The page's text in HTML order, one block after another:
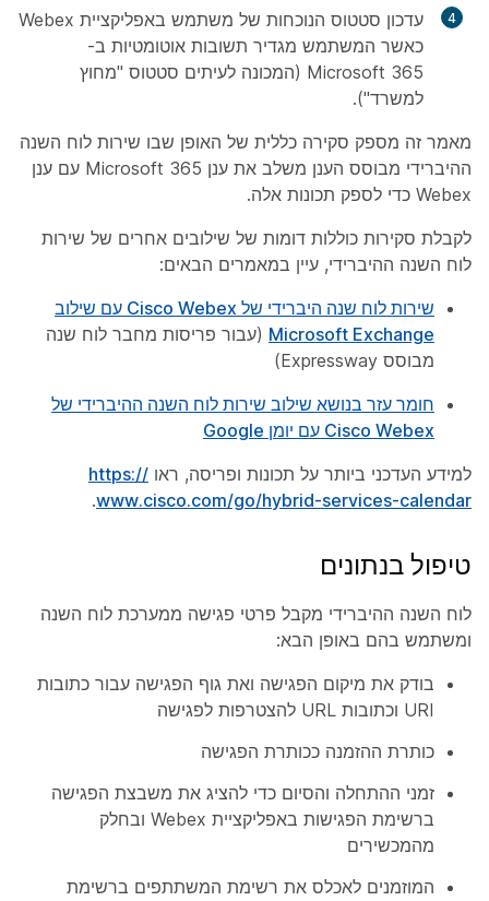
עדכון סטטוס הנוכחות של משתמש באפליקציית Webex
כאשר המשתמש מגדיר תשובות אוטומטיות ב-
Microsoft 365 (המכונה לעיתים סטטוס "מחוץ
למשרד").
מאמר זה מספק סקירה כללית של האופן שבו שירות לוח השנה
ההיברידי מבוסס הענן משלב את ענן Microsoft 365 עם ענן
Webex כדי לספק תכונות אלה.
לקבלת סקירות כוללות דומות של שילובים אחרים של שירות
לוח השנה ההיברידי, עיין במאמרים הבאים:
שירות לוח שנה היברידי של Cisco Webex עם שילוב
Microsoft Exchange (עבור פריסות מחבר לוח שנה
מבוסס Expressway)
חומר עזר בנושא שילוב שירות לוח השנה ההיברידי של
Cisco Webex עם יומן Google
למידע העדכני ביותר על תכונות ופריסה, ראו https:/​/​
www.cisco.com/​go/​hybrid-services-calendar
.
טיפול בנתונים
לוח השנה ההיברידי מקבל פרטי פגישה ממערכת לוח השנה
ומשתמש בהם באופן הבא:
בודק את מיקום הפגישה ואת גוף הפגישה עבור כתובות
URI וכתובות URL להצטרפות לפגישה
כותרת ההזמנה ככותרת הפגישה
זמני ההתחלה והסיום כדי להציג את משבצת הפגישה
ברשימת הפגישות באפליקציית Webex ובחלק
מהמכשירים
המוזמנים לאכלס את רשימת המשתתפים ברשימת